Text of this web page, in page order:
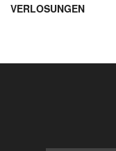
VERLOSUNGEN